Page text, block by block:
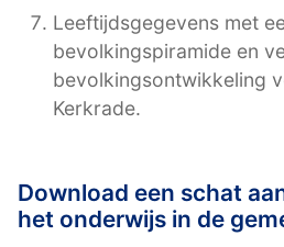
Leeftijdsgegevens met
bevolkingspiramide en
bevolkingsontwikkeling
Kerkrade.
Download een schat
het onderwijs in de